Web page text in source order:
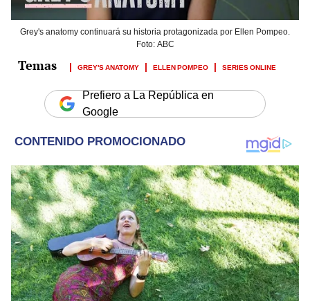
Grey's anatomy continuará su historia protagonizada por Ellen Pompeo.
Foto: ABC
GREY'S ANATOMY ELLEN POMPEO SERIES ONLINE
Prefiero a La República en
Google